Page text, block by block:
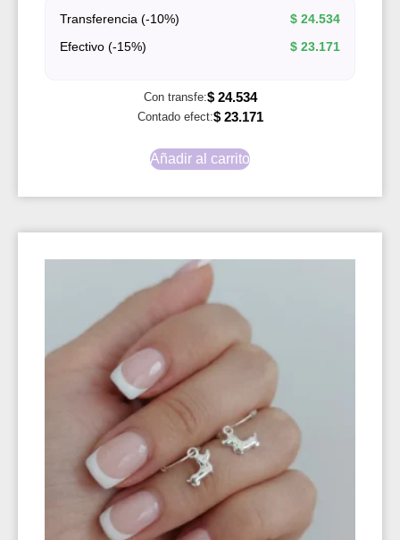
Transferencia (-10%) $ 24.534
Efectivo (-15%)
$ 23.171
Con transfe:$24.534
Contado efect:$23.171
Añadir al carrito